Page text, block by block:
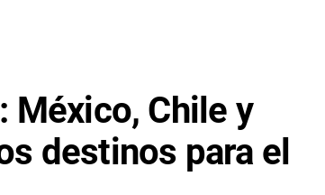
México, Chile y
destinos para el